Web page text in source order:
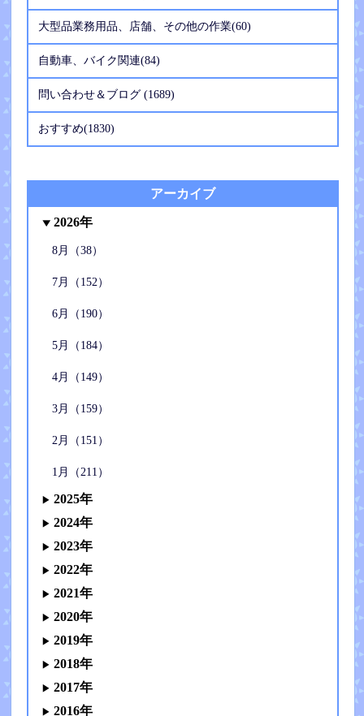
大型品業務用品、店舗、その他の作業(60)
自動車、バイク関連(84)
問い合わせ＆ブログ (1689)
おすすめ(1830)
アーカイブ
2026年
8月（38）
7月（152）
6月（190）
5月（184）
4月（149）
3月（159）
2月（151）
1月（211）
2025年
2024年
2023年
2022年
2021年
2020年
2019年
2018年
2017年
2016年